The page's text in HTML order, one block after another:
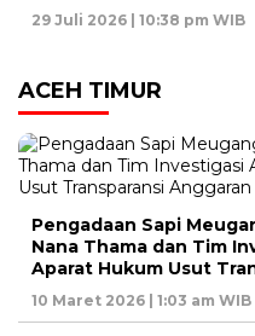
29 Juli 2026 | 10:38 pm WIB
ACEH TIMUR
Pengadaan Sapi
Nana Thama dan Tim
Aparat Hukum Usut
10 Maret 2026 | 1:03 am WIB